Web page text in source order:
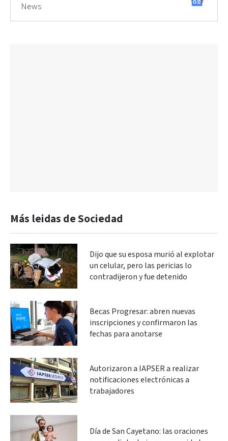
News
Más leidas de Sociedad
Dijo que su esposa murió al explotar
un celular, pero las pericias lo
contradijeron y fue detenido
Becas Progresar: abren nuevas
inscripciones y confirmaron las
fechas para anotarse
Autorizaron a IAPSER a realizar
notificaciones electrónicas a
trabajadores
Día de San Cayetano: las oraciones